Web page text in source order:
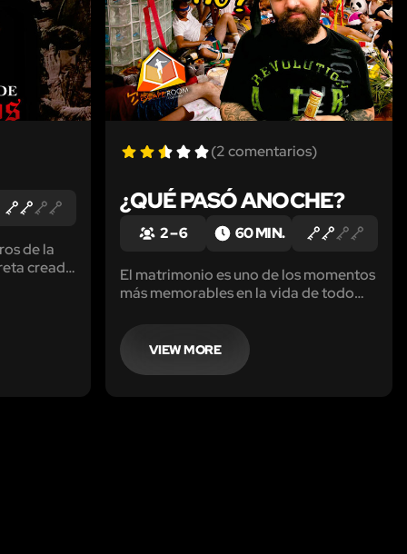
de la
creada
(2 comentarios)
¿QUÉ PASÓ ANOCHE?
2 – 6 60 MIN.
El matrimonio es uno de los momentos
más memorables en la vida de todo
embargo, son a veces demasiado
enigmáticas para ser recordadas.
VIEW MORE